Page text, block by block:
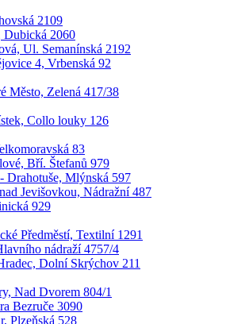
2109
Dubická 2060
Ul. Semanínská 2192
4, Vrbenská 92
Město, Zelená 417/38
Collo louky 126
83
Bří. Štefanů 979
Drahotuše, Mlýnská 597
Jevišovkou, Nádražní 487
929
Předměstí, Textilní 1291
nádraží 4757/4
Dolní Skrýchov 211
Nad Dvorem 804/1
Bezruče 3090
Plzeňská 528